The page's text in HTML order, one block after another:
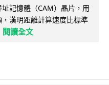
記憶體（CAM）晶片，用
漢明距離計算速度比標準
閱讀全文